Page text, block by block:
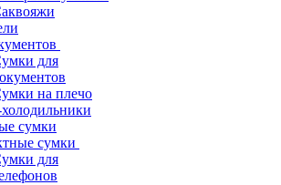
для
на плечо
сумки
сумки
для